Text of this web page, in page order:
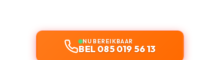
NU BEREIKBAAR
BEL 085 019 56 13